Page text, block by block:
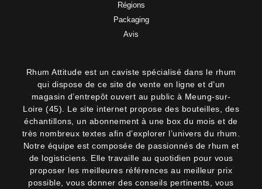
Régions
Packaging
Avis
Rhum Attitude est un caviste spécialisé dans le rhum
qui dispose de ce site de vente en ligne et d’un
magasin d’entrepôt ouvert au public à Meung-sur-
Loire (45). Le site internet propose des bouteilles, des
échantillons, un abonnement à une box du mois et de
très nombreux textes afin d’explorer l’univers du rhum.
Notre équipe est composée de passionnés de rhum et
de logisticiens. Elle travaille au quotidien pour vous
proposer les meilleures références au meilleur prix
possible, vous donner des conseils pertinents, vous